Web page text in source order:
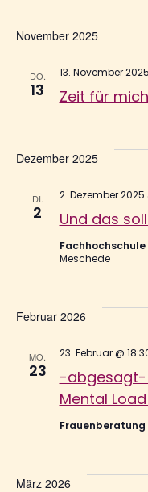
November 2025
DO.
13 Zeit für mich
13. November
Dezember 2025
DI.
2 Und das
2. Dezember 2025
Meschede
Februar 2026
MO.
23
-abgesagt-
Mental
23. Februar @
Frauenberatung
März 2026